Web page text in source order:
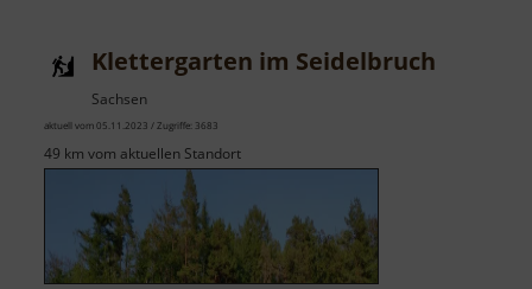
Klettergarten im Seidelbruch
Sachsen
aktuell vom 05.11.2023 / Zugriffe: 3683
49 km vom aktuellen Standort